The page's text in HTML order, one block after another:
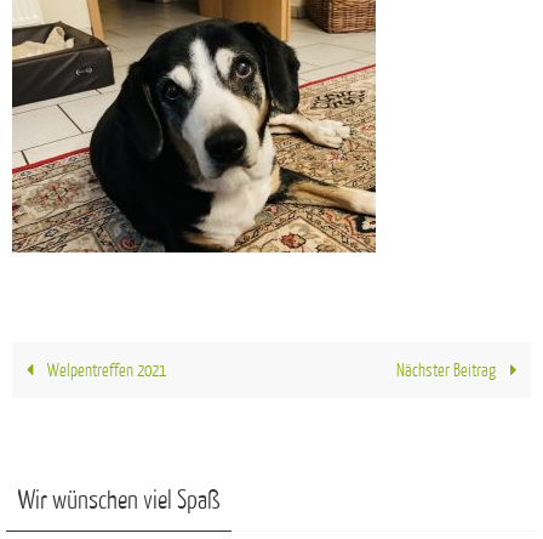
Welpentreffen 2021 Nächster Beitrag
Wir wünschen viel Spaß